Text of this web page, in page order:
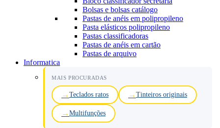
Bolsas e bolsas catálogo
Pastas de anéis em polipropileno
Pasta elásticos polipropileno
Pastas classificadoras
Pastas de anéis em cartão
Pastas de arquivo
Informatica
MAIS PROCURADAS
Teclados ratos Tinteiros originais
Multifunções